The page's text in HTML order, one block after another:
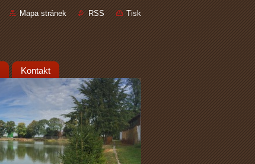
Mapa stránek RSS Tisk
Kontakt